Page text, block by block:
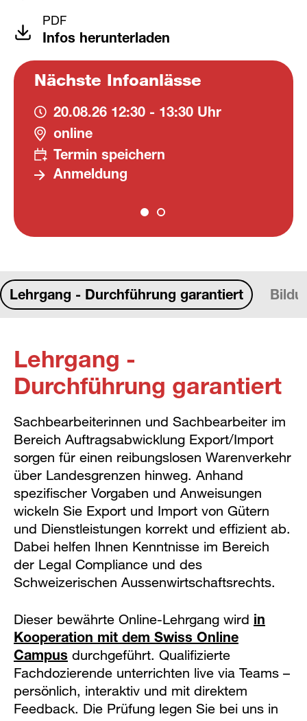
PDF
Infos herunterladen
Nächste Infoanlässe
20.08.26 12:30 - 13:30 Uhr
online
Termin speichern
Anmeldung
Lehrgang - Durchführung garantiert
Lehrgang -
Durchführung garantiert
Sachbearbeiterinnen und Sachbearbeiter im
Bereich Auftragsabwicklung Export/Import
sorgen für einen reibungslosen Warenverkehr
über Landesgrenzen hinweg. Anhand
spezifischer Vorgaben und Anweisungen
wickeln Sie Export und Import von Gütern
und Dienstleistungen korrekt und effizient ab.
Dabei helfen Ihnen Kenntnisse im Bereich
der Legal Compliance und des
Schweizerischen Aussenwirtschaftsrechts.
Dieser bewährte Online-Lehrgang wird in
Kooperation mit dem Swiss Online
Campus durchgeführt. Qualifizierte
Fachdozierende unterrichten live via Teams –
persönlich, interaktiv und mit direktem
Feedback. Die Prüfung legen Sie bei uns in